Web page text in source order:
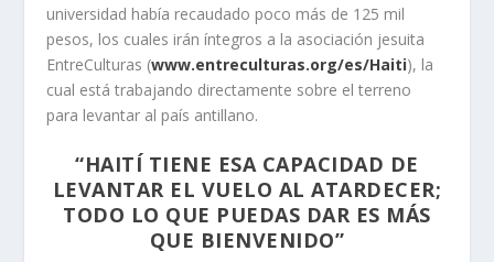
universidad había recaudado poco más de 125 mil
pesos, los cuales irán íntegros a la asociación jesuita
EntreCulturas (www.entreculturas.org/es/Haiti), la
cual está trabajando directamente sobre el terreno
para levantar al país antillano.
“HAITÍ TIENE ESA CAPACIDAD DE
LEVANTAR EL VUELO AL ATARDECER;
TODO LO QUE PUEDAS DAR ES MÁS
QUE BIENVENIDO”